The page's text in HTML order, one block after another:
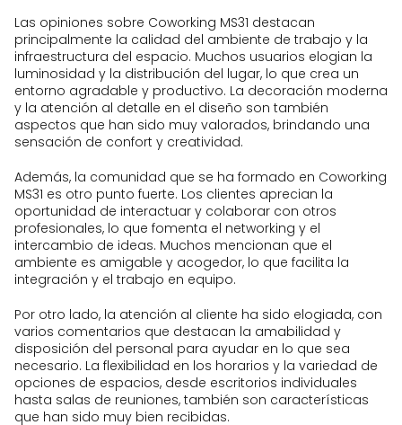
Las opiniones sobre Coworking MS31 destacan
principalmente la calidad del ambiente de trabajo y la
infraestructura del espacio. Muchos usuarios elogian la
luminosidad y la distribución del lugar, lo que crea un
entorno agradable y productivo. La decoración moderna
y la atención al detalle en el diseño son también
aspectos que han sido muy valorados, brindando una
sensación de confort y creatividad.
Además, la comunidad que se ha formado en Coworking
MS31 es otro punto fuerte. Los clientes aprecian la
oportunidad de interactuar y colaborar con otros
profesionales, lo que fomenta el networking y el
intercambio de ideas. Muchos mencionan que el
ambiente es amigable y acogedor, lo que facilita la
integración y el trabajo en equipo.
Por otro lado, la atención al cliente ha sido elogiada, con
varios comentarios que destacan la amabilidad y
disposición del personal para ayudar en lo que sea
necesario. La flexibilidad en los horarios y la variedad de
opciones de espacios, desde escritorios individuales
hasta salas de reuniones, también son características
que han sido muy bien recibidas.